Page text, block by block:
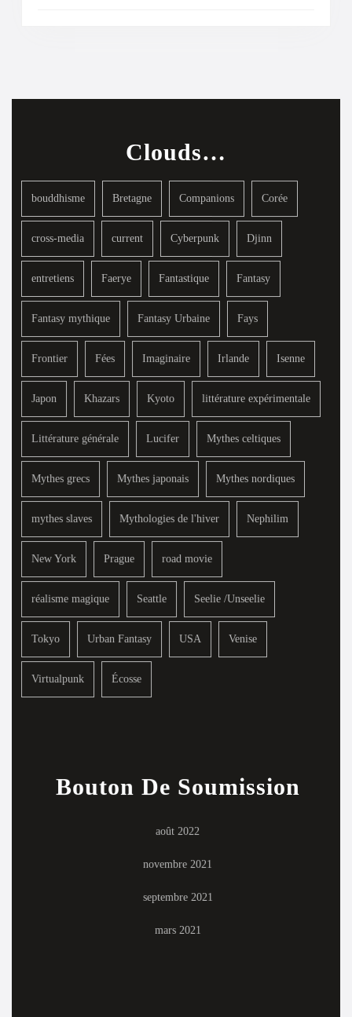
Clouds…
bouddhisme Bretagne Companions Corée
cross-media current Cyberpunk Djinn
entretiens Faerye Fantastique Fantasy
Fantasy mythique Fantasy Urbaine Fays
Frontier Fées Imaginaire Irlande Isenne
Japon Khazars Kyoto littérature expérimentale
Littérature générale Lucifer Mythes celtiques
Mythes grecs Mythes japonais Mythes nordiques
mythes slaves Mythologies de l'hiver Nephilim
New York Prague road movie
réalisme magique Seattle Seelie /Unseelie
Tokyo Urban Fantasy USA Venise
Virtualpunk Écosse
Bouton De Soumission
août 2022
novembre 2021
septembre 2021
mars 2021